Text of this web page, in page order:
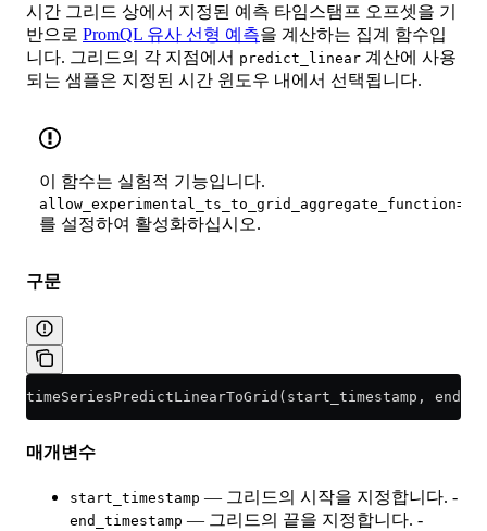
시간 그리드 상에서 지정된 예측 타임스탬프 오프셋을 기
반으로 PromQL 유사 선형 예측을 계산하는 집계 함수입
니다. 그리드의 각 지점에서 predict_linear 계산에 사용
되는 샘플은 지정된 시간 윈도우 내에서 선택됩니다.
이 함수는 실험적 기능입니다.
를 설정하여 활성화하십시오.
구문
timeSeriesPredictLinearToGrid(start_timestamp,
매개변수
start_timestamp — 그리드의 시작을 지정합니다. -
end_timestamp — 그리드의 끝을 지정합니다. -